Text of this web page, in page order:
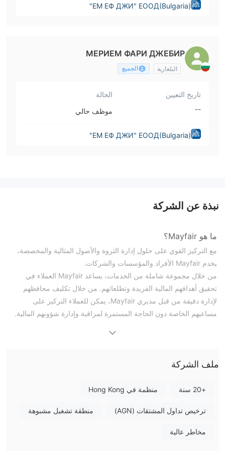
"ЕМ ЕФ ДЖИ" ЕООД(Bulgaria)
МЕРИЕМ ФАРИ ДЖЕБИР
البلغارية الجميع
تاريخ التعيين
--
الحالة
موظف حالي
"ЕМ ЕФ ДЖИ" ЕООД(Bulgaria)
نبذة عن الشركة
ما هو Mayfair؟
مع التركيز القوي على حلول إدارة الثروة والأصول المثالية والمخصصة،
يخدم Mayfair الأفراد والمؤسسات والشركات.
من خلال مجموعة شاملة من الخدمات، يساعد Mayfair العملاء في
تحقيق أهدافهم المالية الفريدة وتطلعاتهم. من خلال تكليف محافظهم
لإدارة دقيقة من قبل مديري Mayfair، يمكن للعملاء التركيز على
مساعيهم الخاصة دون الحاجة المستمرة لمراقبة وإدارة شؤونهم المالية.
معلومات موجزة ومنظمة بشكل جيد. سيختتم المقال بتقديم ملخص موجز
تنظمها هيئة الأوراق المالية والعقود الآجلة (SFC): Mayfair تنظمها هيئة
ويوفر درجة من الأمان للمتداولين.
ملف الشركة
+20 سنة منظمة في Hong Kong
ترخيص تداول المشتقات (AGN) منطقة تشغيل مشبوهة
مخاطر عالية